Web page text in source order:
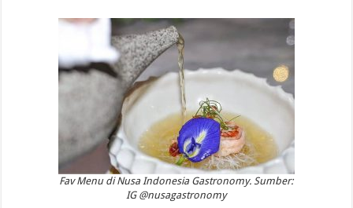
Fav Menu di Nusa Indonesia Gastronomy. Sumber:
IG @nusagastronomy